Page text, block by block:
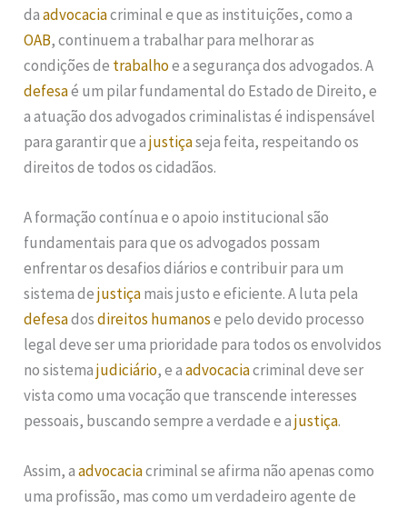
daadvocaciacriminal e que as instituições, como a
OAB, continuem a trabalhar para melhorar as
condições de trabalhoe a segurança dos advogados. A
defesaé um pilar fundamental do Estado de Direito, e
a atuação dos advogados criminalistas é indispensável
para garantir que ajustiçaseja feita, respeitando os
direitos de todos os cidadãos.
A formação contínua e o apoio institucional são
fundamentais para que os advogados possam
enfrentar os desafios diários e contribuir para um
sistema dejustiçamais justo e eficiente. A luta pela
defesadosdireitos humanose pelo devido processo
legal deve ser uma prioridade para todos os envolvidos
no sistemajudiciário, e aadvocaciacriminal deve ser
vista como uma vocação que transcende interesses
pessoais, buscando sempre a verdade e ajustiça.
Assim, aadvocaciacriminal se afirma não apenas como
uma profissão, mas como um verdadeiro agente de